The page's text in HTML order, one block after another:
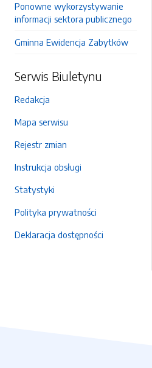
Ponowne wykorzystywanie
informacji sektora publicznego
Gminna Ewidencja Zabytków
Serwis Biuletynu
Redakcja
Mapa serwisu
Rejestr zmian
Instrukcja obsługi
Statystyki
Polityka prywatności
Deklaracja dostępności